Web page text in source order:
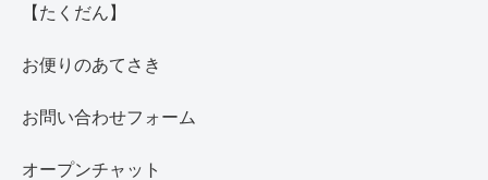
【たくだん】
お便りのあてさき
お問い合わせフォーム
オープンチャット